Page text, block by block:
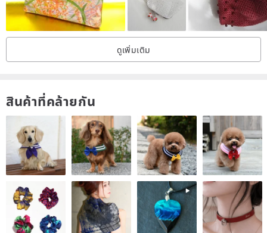
ดูเพิ่มเติม
สินค้าที่คล้ายกัน